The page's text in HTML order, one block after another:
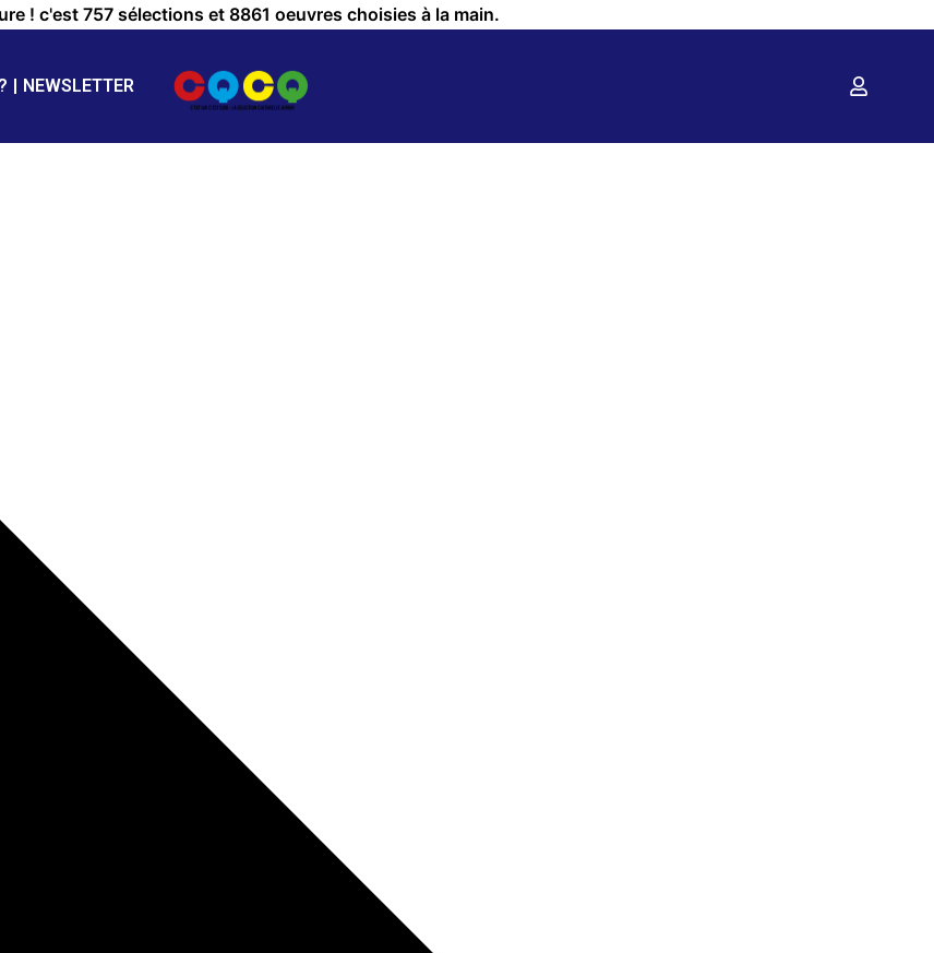
! c'est 757 sélections et 8861 oeuvres choisies à la main.
NEWSLETTER